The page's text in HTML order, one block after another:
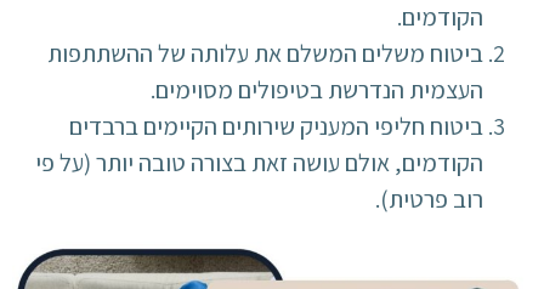
הקודמים.
ביטוח משלים המשלם את עלותה של ההשתתפות
העצמית הנדרשת בטיפולים מסוימים.
ביטוח חליפי המעניק שירותים הקיימים ברבדים
הקודמים, אולם עושה זאת בצורה טובה יותר (על פי
רוב פרטית).